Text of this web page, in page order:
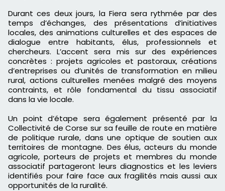
Durant ces deux jours, la Fiera sera rythmée par des
temps d’échanges, des présentations d’initiatives
locales, des animations culturelles et des espaces de
dialogue entre habitants, élus, professionnels et
chercheurs. L’accent sera mis sur des expériences
concrètes : projets agricoles et pastoraux, créations
d’entreprises ou d’unités de transformation en milieu
rural, actions culturelles menées malgré des moyens
contraints, et rôle fondamental du tissu associatif
dans la vie locale.
Un point d’étape sera également présenté par la
Collectivité de Corse sur sa feuille de route en matière
de politique rurale, dans une optique de soutien aux
territoires de montagne. Des élus, acteurs du monde
agricole, porteurs de projets et membres du monde
associatif partageront leurs diagnostics et les leviers
identifiés pour faire face aux fragilités mais aussi aux
opportunités de la ruralité.